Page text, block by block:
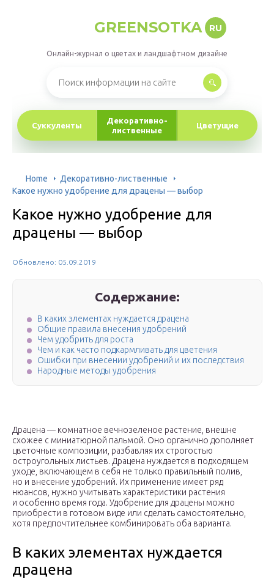
GREENSOTKA RU
Онлайн-журнал о цветах и ландшафтном дизайне
Суккуленты
Декоративно-
лиственные
Цветущие
Home
Декоративно-лиственные
Какое нужно удобрение для драцены — выбор
Какое нужно удобрение для
драцены — выбор
Обновлено: 05.09.2019
Содержание:
В каких элементах нуждается драцена
Общие правила внесения удобрений
Чем удобрить для роста
Чем и как часто подкармливать для цветения
Ошибки при внесении удобрений и их последствия
Народные методы удобрения
Драцена — комнатное вечнозеленое растение, внешне
схожее с миниатюрной пальмой. Оно органично дополняет
цветочные композиции, разбавляя их строгостью
остроугольных листьев. Драцена нуждается в подходящем
уходе, включающем в себя не только правильный полив,
но и внесение удобрений. Их применение имеет ряд
нюансов, нужно учитывать характеристики растения
и особенно время года. Удобрение для драцены можно
приобрести в готовом виде или сделать самостоятельно,
хотя предпочтительнее комбинировать оба варианта.
В каких элементах нуждается
драцена